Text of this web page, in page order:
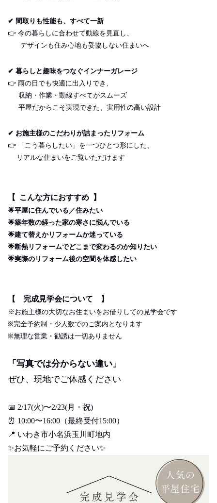
✔ 間取りも性能も、すべて一新
👉 今の暮らしに合わせて動線を見直し、
デザインも住み心地も妥協しない住まいへ
✔ 暮らしと趣味をつなぐインナーガレージ
👉 雨の日でも快適に出入りでき、
収納・作業・動線すべてがスムーズ
平屋だからこそ実現できた、実用性の高い設計
✔ お施主様のこだわりが詰まったリフォーム
👉 「こう暮らしたい」を一つひとつ形にした、
リアルな住まいをご覧いただけます
【 こんな方におすすめ 】
🌟平屋に住んでいる／住みたい
🌟築年数の経った家の寒さに悩んでいる
🌟建て替えかリフォームか迷っている
🌟断熱リフォームでどこまで変わるのか知りたい
🌟実際のリフォーム後の空間を体感したい
【 完成見学会について 】
※お施主様の大切なお住まいをお借りしての見学会です
※完全予約制・少人数でのご案内となります
※無理な営業・勧誘は一切ありません
「写真では分からない違い」
ぜひ、現地でご体感ください
📅 2/17(火)〜2/23(月・祝)
⏰ 10:00〜16:00 （最終受付15:00）
📍 いわき市小名浜玉川町地内
✨お気軽にご予約ください✨